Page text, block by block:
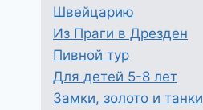
Швейцарию
Из Праги в Дрезден
Пивной тур
Для детей 5-8 лет
Замки, золото и танки